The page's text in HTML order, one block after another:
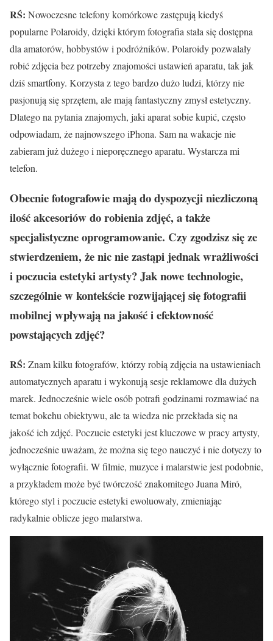
RŚ: Nowoczesne telefony komórkowe zastępują kiedyś
popularne Polaroidy, dzięki którym fotografia stała się dostępna
dla amatorów, hobbystów i podróżników. Polaroidy pozwalały
robić zdjęcia bez potrzeby znajomości ustawień aparatu, tak jak
dziś smartfony. Korzysta z tego bardzo dużo ludzi, którzy nie
pasjonują się sprzętem, ale mają fantastyczny zmysł estetyczny.
Dlatego na pytania znajomych, jaki aparat sobie kupić, często
odpowiadam, że najnowszego iPhona. Sam na wakacje nie
zabieram już dużego i nieporęcznego aparatu. Wystarcza mi
telefon.
Obecnie fotografowie mają do dyspozycji niezliczoną
ilość akcesoriów do robienia zdjęć, a także
specjalistyczne oprogramowanie. Czy zgodzisz się ze
stwierdzeniem, że nic nie zastąpi jednak wrażliwości
i poczucia estetyki artysty? Jak nowe technologie,
szczególnie w kontekście rozwijającej się fotografii
mobilnej wpływają na jakość i efektowność
powstających zdjęć?
RŚ: Znam kilku fotografów, którzy robią zdjęcia na ustawieniach
automatycznych aparatu i wykonują sesje reklamowe dla dużych
marek. Jednocześnie wiele osób potrafi godzinami rozmawiać na
temat bokehu obiektywu, ale ta wiedza nie przekłada się na
jakość ich zdjęć. Poczucie estetyki jest kluczowe w pracy artysty,
jednocześnie uważam, że można się tego nauczyć i nie dotyczy to
wyłącznie fotografii. W filmie, muzyce i malarstwie jest podobnie,
a przykładem może być twórczość znakomitego Juana Miró,
którego styl i poczucie estetyki ewoluowały, zmieniając
radykalnie oblicze jego malarstwa.